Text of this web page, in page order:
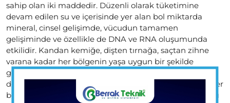
sahip olan iki maddedir. Düzenli olarak tüketimine
devam edilen su ve içerisinde yer alan bol miktarda
mineral, cinsel gelişimde, vücudun tamamen
gelişiminde ve özellikle de DNA ve RNA oluşumunda
etkilidir. Kandan kemiğe, dişten tırnağa, saçtan zihne
varana kadar her bölgenin yaşa uygun bir şekilde
gelişmesi için günde en az 2,5 litre su tüketilmeye
devam edilmelidir. Su içerisinde yer alan minerallerin her
biri farklı alan için özeldir. Her birinin etkileri ve faydaları